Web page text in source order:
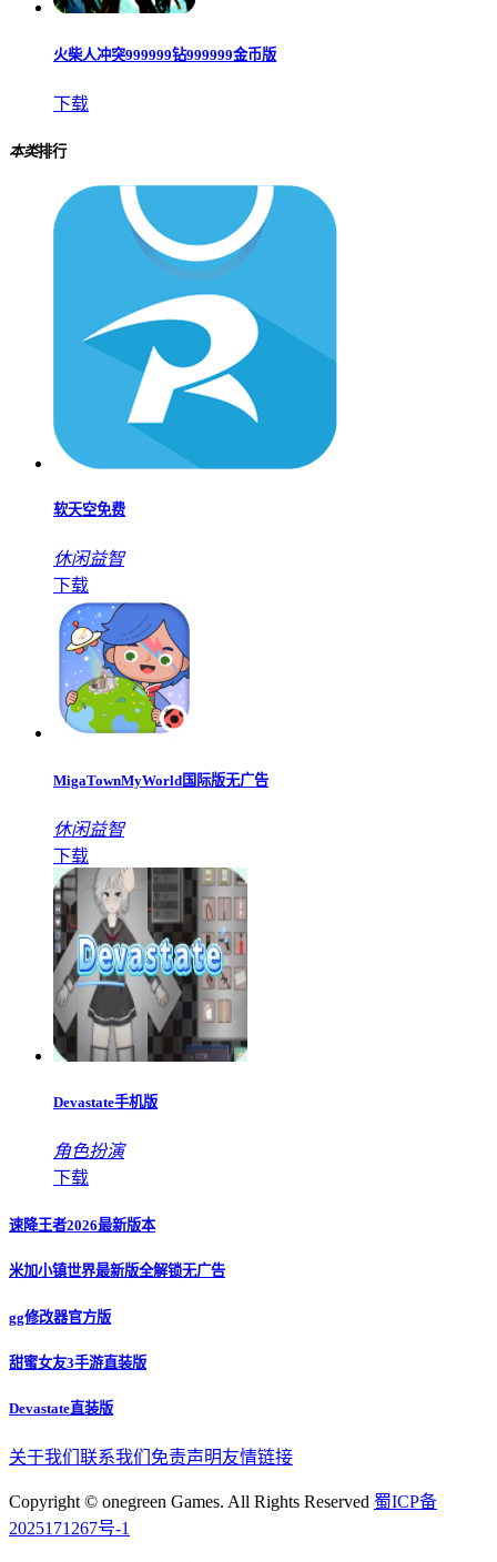
火柴人冲突999999钻999999金币版
下载
本类排行
软天空免费
休闲益智
下载
MigaTownMyWorld国际版无广告
休闲益智
下载
Devastate手机版
角色扮演
下载
速降王者2026最新版本
米加小镇世界最新版全解锁无广告
gg修改器官方版
甜蜜女友3手游直装版
Devastate直装版
关于我们 联系我们 免责声明友情链接
Copyright © onegreen Games. All Rights Reserved 蜀ICP备
2025171267号-1